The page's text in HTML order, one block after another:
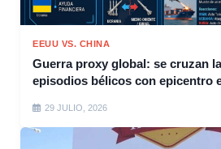
EEUU VS. CHINA
Guerra proxy global: se cruzan
episodios bélicos con epicentro
29 JULIO, 2026